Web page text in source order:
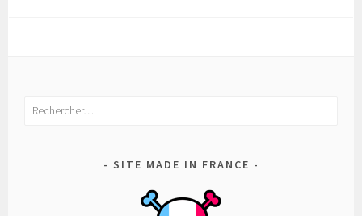
Rechercher :
SITE MADE IN FRANCE